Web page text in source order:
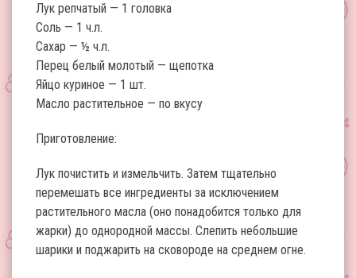
Лук репчатый — 1 головка
Соль — 1 ч.л.
Сахар — ½ ч.л.
Перец белый молотый — щепотка
Яйцо куриное — 1 шт.
Масло растительное — по вкусу
Приготовление:
Лук почистить и измельчить. Затем тщательно
перемешать все ингредиенты за исключением
растительного масла (оно понадобится только для
жарки) до однородной массы. Слепить небольшие
шарики и поджарить на сковороде на среднем огне.